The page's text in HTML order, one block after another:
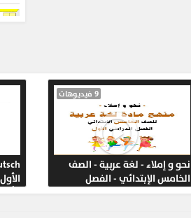
791
نحو و إملاء - لغة عربية - الصف
الخامس الإبتدائي - الفصل
الدراسي الثاني
9 فيديوهات
الأول